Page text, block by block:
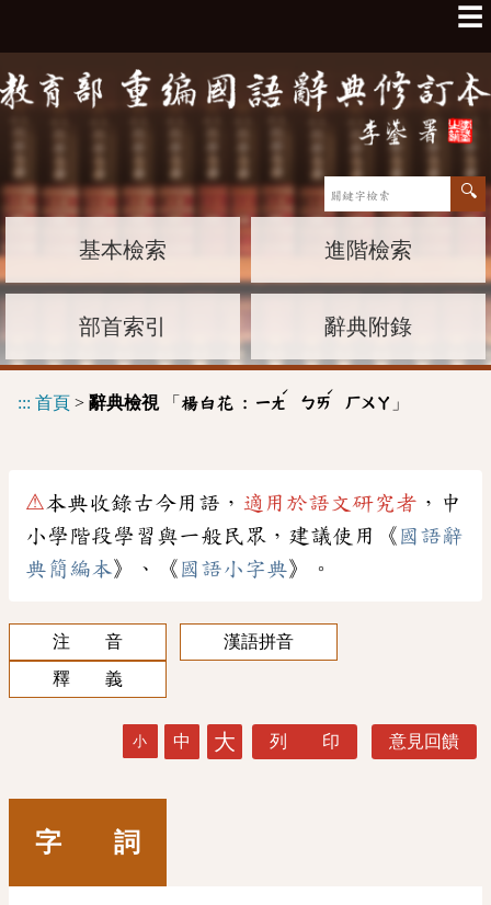
☰
基本檢索 進階檢索
部首索引 辭典附錄
::: 首頁 > 辭典檢視「 楊白花 : ㄧㄤ
ˊ
ㄅㄞ
ˊ
ㄏㄨㄚ 」
⚠本典收錄古今用語， 適用於語文研究者 ，中
小學階段學習與一般民眾，建議使用《 國語辭
典簡編本》、《 國語小字典》。
注 音
漢語拼音
釋 義
小 中 大 列 印 意見回饋
字 詞